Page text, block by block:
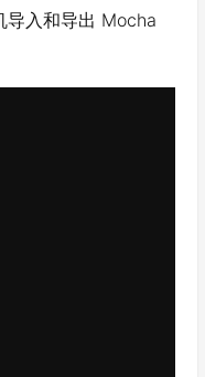
导入和导出 Mocha